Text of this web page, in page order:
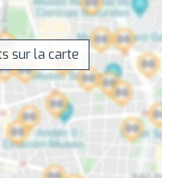
sur la carte